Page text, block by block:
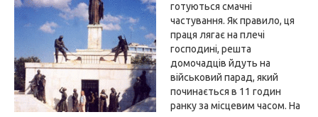
готуються смачні
частування. Як правило, ця
праця лягає на плечі
господині, решта
домочадців йдуть на
військовий парад, який
починається в 11 годин
ранку за місцевим часом. На